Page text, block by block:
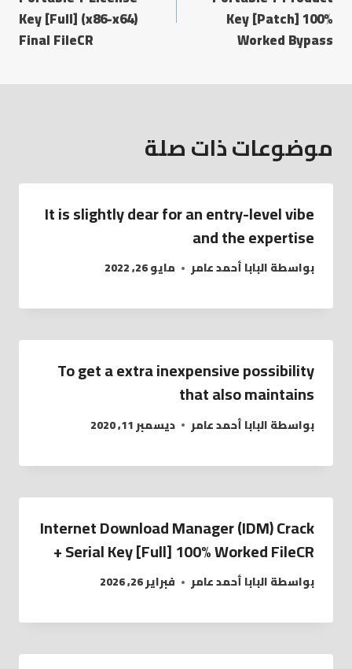
Key [Patch] 100%
Worked Bypass
Key [Full] (x86-x64)
Final FileCR
موضوعات ذات صلة
It is slightly dear for an entry-level vibe
and the expertise
بواسطةالبابا أحمد عامر مايو 26, 2022
To get a extra inexpensive possibility
that also maintains
بواسطةالبابا أحمد عامر ديسمبر 11, 2020
Internet Download Manager (IDM) Crack
+ Serial Key [Full] 100% Worked FileCR
بواسطةالبابا أحمد عامر فبراير 26, 2026